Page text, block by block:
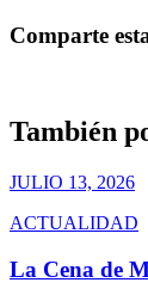
Comparte
También
JULIO 13, 2026
ACTUALIDAD
La Cena de